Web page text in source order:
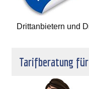
Drittanbietern und
Tarifberatung